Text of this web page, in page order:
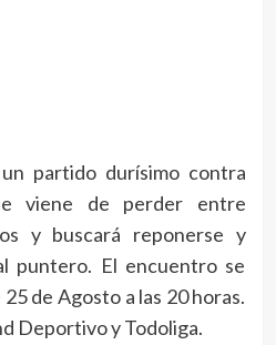
partido durísimo contra
viene de perder entre
y buscará reponerse y
puntero. El encuentro se
de Agosto a las 20 horas.
Deportivo y Todoliga.